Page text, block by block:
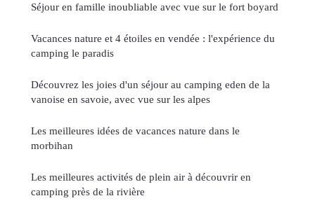
Séjour en famille inoubliable avec vue sur le fort boyard
Vacances nature et 4 étoiles en vendée : l'expérience du
camping le paradis
Découvrez les joies d'un séjour au camping eden de la
vanoise en savoie, avec vue sur les alpes
Les meilleures idées de vacances nature dans le
morbihan
Les meilleures activités de plein air à découvrir en
camping près de la rivière